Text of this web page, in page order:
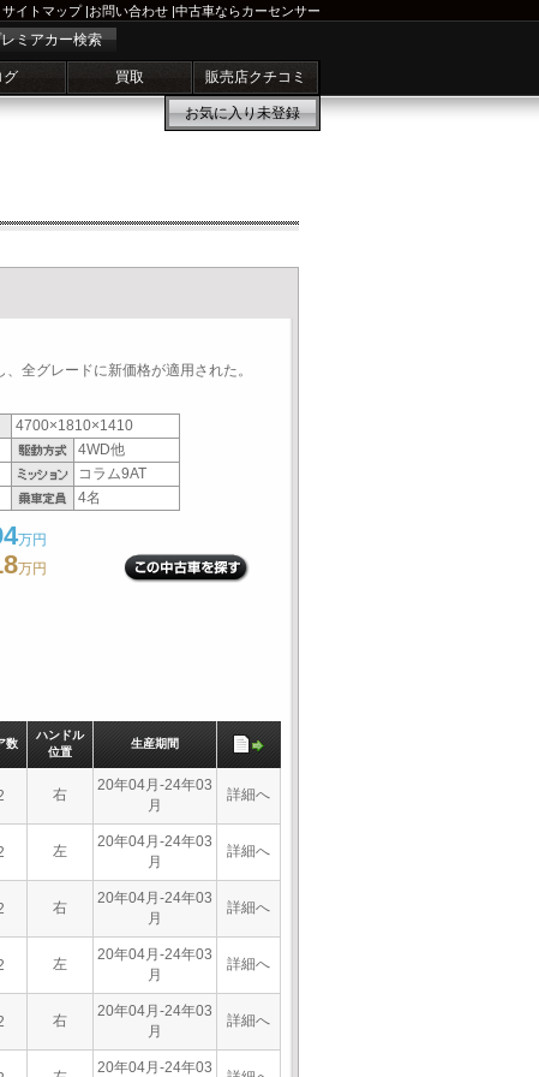
サイトマップ|お問い合わせ |中古車ならカーセンサー
ミアカー検索
グ 買取 販売店クチコミ
お気に入り未登録
全グレードに新価格が適用された。
4700×1810×1410
4WD他
コラム9AT
4名
万円
万円
数
ハンドル
位置
生産期間
右
20年04月-24年03
月
詳細へ
左
20年04月-24年03
月
詳細へ
右
20年04月-24年03
月
詳細へ
左
20年04月-24年03
月
詳細へ
右
20年04月-24年03
月
詳細へ
20年04月-24年03